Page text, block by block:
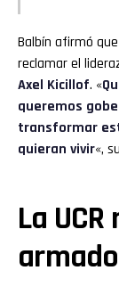
Balbín afirmó
reclamar el
Axel Kicillof. «
queremos
transformar
quieran vivir«,
La
armado